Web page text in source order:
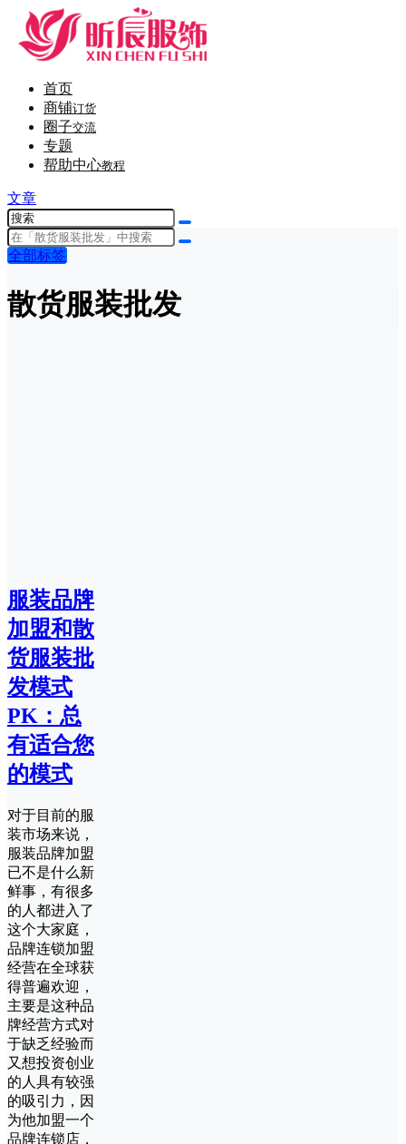
首页
商铺订货
圈子交流
专题
帮助中心教程
文章
全部标签
散货服装批发
服装品牌
加盟和散
货服装批
发模式
PK：总
有适合您
的模式
对于目前的服
装市场来说，
服装品牌加盟
已不是什么新
鲜事，有很多
的人都进入了
这个大家庭，
品牌连锁加盟
经营在全球获
得普遍欢迎，
主要是这种品
牌经营方式对
于缺乏经验而
又想投资创业
的人具有较强
的吸引力，因
为他加盟一个
品牌连锁店，